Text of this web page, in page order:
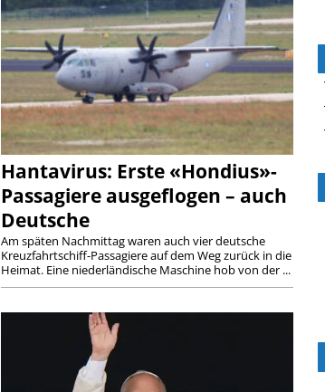
Hantavirus: Erste «Hondius»-
Passagiere ausgeflogen – auch
Deutsche
Am späten Nachmittag waren auch vier deutsche
Kreuzfahrtschiff-Passagiere auf dem Weg zurück in die
Heimat. Eine niederländische Maschine hob von der ...